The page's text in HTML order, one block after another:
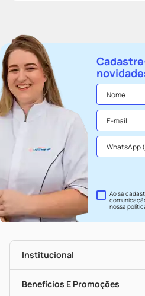
Ao se
nossa
Institucional
História
Nossas Lojas
Benefícios E Promoções